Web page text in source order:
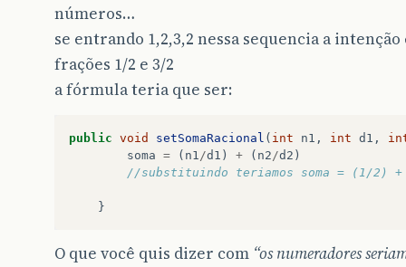
números…
se entrando 1,2,3,2 nessa sequencia a
frações 1/2 e 3/2
a fórmula teria que ser:
public void setSomaRacional ( int n1 , int d1 ,
soma = ( n1/d1 ) + ( n2/d2 )
//substituindo teriamos soma = (1/2)
}
O que você quis dizer com “os numeradores